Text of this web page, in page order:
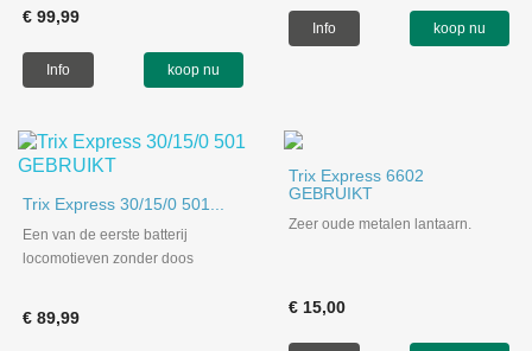
€ 99,99
Info koop nu
Info koop nu
Trix Express 30/15/0 501...
Een van de eerste batterij
locomotieven zonder doos
€ 89,99
Trix Express 6602
GEBRUIKT
Zeer oude metalen lantaarn.
€ 15,00